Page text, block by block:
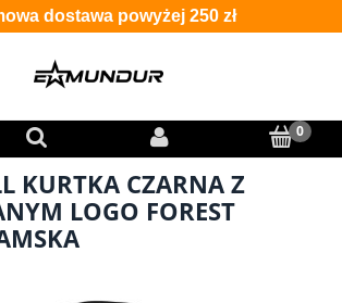
dostawa powyżej 250 zł
KURTKA CZARNA Z
LOGO FOREST